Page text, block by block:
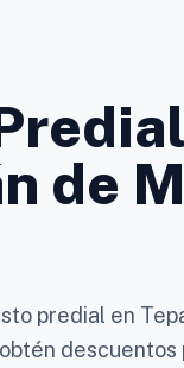
de
predial en